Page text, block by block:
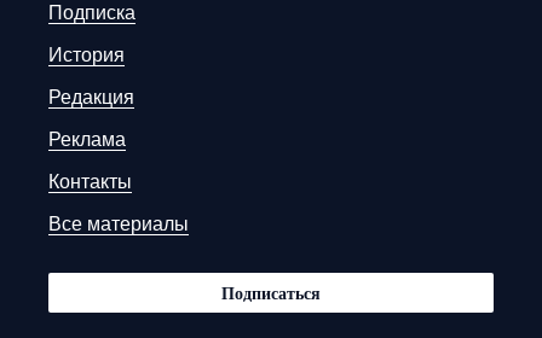
Подписка
История
Редакция
Реклама
Контакты
Все материалы
Подписаться